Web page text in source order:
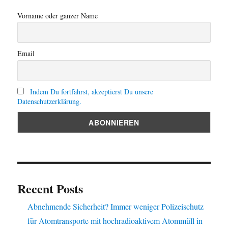
Vorname oder ganzer Name
Email
Indem Du fortfährst, akzeptierst Du unsere
Datenschutzerklärung.
Recent Posts
Abnehmende Sicherheit? Immer weniger Polizeischutz
für Atomtransporte mit hochradioaktivem Atommüll in